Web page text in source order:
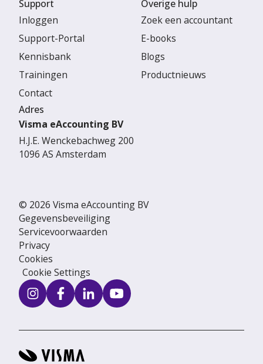
Support
Inloggen
Support-Portal
Kennisbank
Trainingen
Contact
Overige hulp
Zoek een accountant
E-books
Blogs
Productnieuws
Adres
Visma eAccounting BV
H.J.E. Wenckebachweg 200
1096 AS Amsterdam
© 2026 Visma eAccounting BV
Gegevensbeveiliging
Servicevoorwaarden
Privacy
Cookies
Cookie Settings